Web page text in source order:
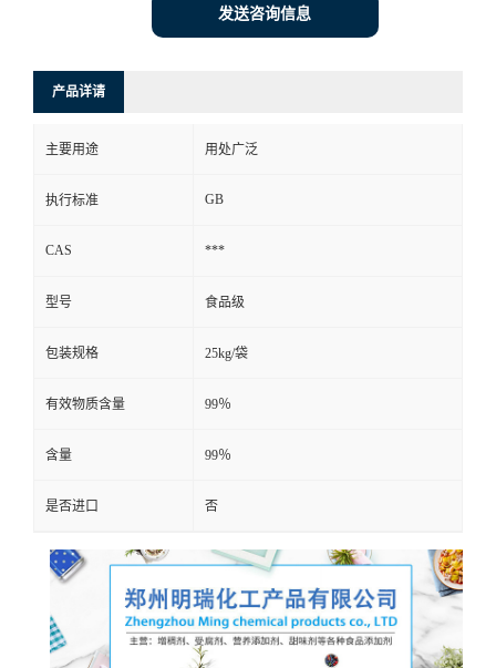
发送咨询信息
产品详请
主要用途 用处广泛
执行标准 GB
CAS ***
型号 食品级
包装规格 25kg/袋
有效物质含量 99％
含量 99％
是否进口 否